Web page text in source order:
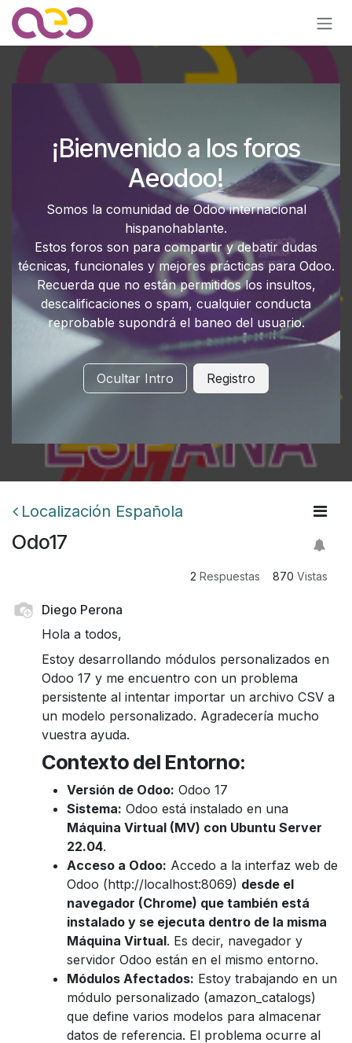
Ir al contenido
¡Bienvenido a los foros
Aeodoo!
Somos la comunidad de Odoo internacional
hispanohablante.
Estos foros son para compartir y debatir dudas
técnicas, funcionales y mejores prácticas para Odoo.
Recuerda que no están permitidos los insultos,
descalificaciones o spam, cualquier conducta
reprobable supondrá el baneo del usuario.
Ocultar Intro Registro
Localización Española
Odo17
2 Respuestas 870 Vistas
Diego Perona
Hola a todos,
Estoy desarrollando módulos personalizados en
Odoo 17 y me encuentro con un problema
persistente al intentar importar un archivo CSV a
un modelo personalizado. Agradecería mucho
vuestra ayuda.
Contexto del Entorno:
Versión de Odoo: Odoo 17
Sistema: Odoo está instalado en una
Máquina Virtual (MV) con Ubuntu Server
22.04.
Acceso a Odoo: Accedo a la interfaz web de
Odoo (http://localhost:8069) desde el
navegador (Chrome) que también está
instalado y se ejecuta dentro de la misma
Máquina Virtual. Es decir, navegador y
servidor Odoo están en el mismo entorno.
Módulos Afectados: Estoy trabajando en un
módulo personalizado (amazon_catalogs)
que define varios modelos para almacenar
datos de referencia. El problema ocurre al